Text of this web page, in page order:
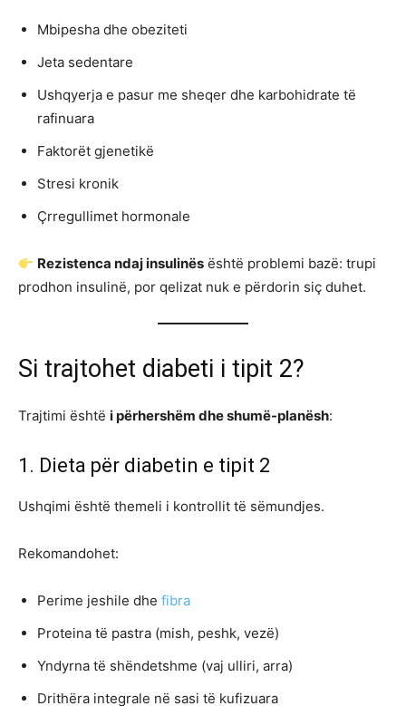
Mbipesha dhe obeziteti
Jeta sedentare
Ushqyerja e pasur me sheqer dhe karbohidrate të
rafinuara
Faktorët gjenetikë
Stresi kronik
Çrregullimet hormonale
Rezistenca ndaj insulinës është problemi bazë: trupi
prodhon insulinë, por qelizat nuk e përdorin siç duhet.
Si trajtohet diabeti i tipit 2?
Trajtimi është i përhershëm dhe shumë-planësh:
1. Dieta për diabetin e tipit 2
Ushqimi është themeli i kontrollit të sëmundjes.
Rekomandohet:
Perime jeshile dhe fibra
Proteina të pastra (mish, peshk, vezë)
Yndyrna të shëndetshme (vaj ulliri, arra)
Drithëra integrale në sasi të kufizuara